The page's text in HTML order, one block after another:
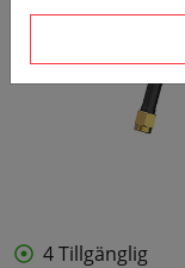
4 Tillgänglig